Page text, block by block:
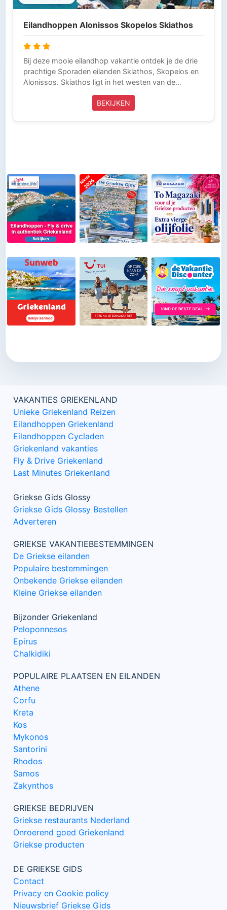
Eilandhoppen Alonissos Skopelos Skiathos
Bij deze mooie eilandhop vakantie ontdek je de drie
prachtige Sporaden eilanden Skiathos, Skopelos en
Alonissos. Skiathos ligt in het westen van de
Skopelos en Alonissos. Deze eilandhop-vakantie
te boeken. Deze reis wordt volledig verzorgd door
Griekse Gids Reizen en is inclusief vliegtickets,
taxitransfers en verblijf met ontbijt. Griekse Gids
Reizen is aangesloten bij de ANVR, SGR en het
Calamiteitenfonds. Wij zijn voor onze klanten die in
Griekenland zijn 24 uur per dag bereikbaar (Tel 0031-
343-218014) en laten niets over aan het toeval. Zo
BEKIJKEN
VAKANTIES GRIEKENLAND
Unieke Griekenland Reizen
Eilandhoppen Griekenland
Eilandhoppen Cycladen
Griekenland vakanties
Fly & Drive Griekenland
Last Minutes Griekenland
Griekse Gids Glossy
Griekse Gids Glossy Bestellen
Adverteren
GRIEKSE VAKANTIEBESTEMMINGEN
De Griekse eilanden
Populaire bestemmingen
Onbekende Griekse eilanden
Kleine Griekse eilanden
Bijzonder Griekenland
Peloponnesos
Epirus
Chalkidiki
POPULAIRE PLAATSEN EN EILANDEN
Athene
Corfu
Kreta
Kos
Mykonos
Santorini
Rhodos
Samos
Zakynthos
GRIEKSE BEDRIJVEN
Griekse restaurants Nederland
Onroerend goed Griekenland
Griekse producten
DE GRIEKSE GIDS
Contact
Privacy en Cookie policy
Nieuwsbrief Griekse Gids